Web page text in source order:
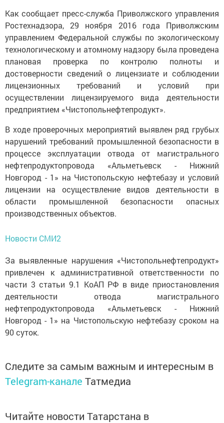
Как сообщает пресс-служба Приволжского управления
Ростехнадзора, 29 ноября 2016 года Приволжским
управлением Федеральной службы по экологическому
технологическому и атомному надзору была проведена
плановая проверка по контролю полноты и
достоверности сведений о лицензиате и соблюдении
лицензионных требований и условий при
осуществлении лицензируемого вида деятельности
предприятием «Чистопольнефтепродукт».
В ходе проверочных мероприятий выявлен ряд грубых
нарушений требований промышленной безопасности в
процессе эксплуатации отвода от магистрального
нефтепродуктопровода «Альметьевск - Нижний
Новгород - 1» на Чистопольскую нефтебазу и условий
лицензии на осуществление видов деятельности в
области промышленной безопасности опасных
производственных объектов.
Новости СМИ2
За выявленные нарушения «Чистопольнефтепродукт»
привлечен к административной ответственности по
части 3 статьи 9.1 КоАП РФ в виде приостановления
деятельности отвода магистрального
нефтепродуктопровода «Альметьевск - Нижний
Новгород - 1» на Чистопольскую нефтебазу сроком на
90 суток.
Следите за самым важным и интересным в
Telegram-канале Татмедиа
Читайте новости Татарстана в